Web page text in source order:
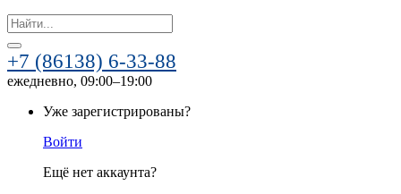
Search
for:
+7 (86138) 6-33-88
ежедневно, 09:00–19:00
Уже зарегистрированы?
Войти
Ещё нет аккаунта?